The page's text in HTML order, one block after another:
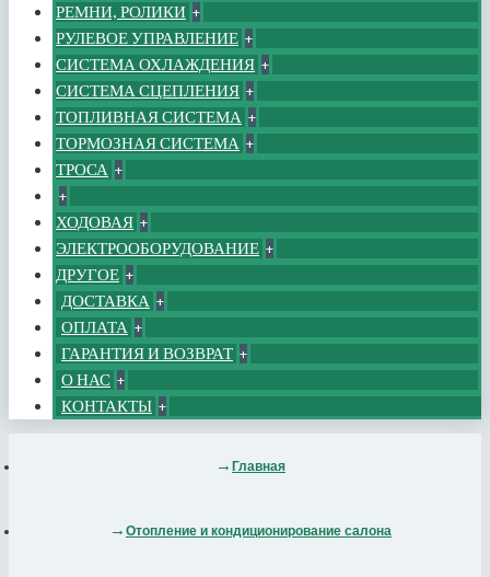
РЕМНИ, РОЛИКИ +
РУЛЕВОЕ УПРАВЛЕНИЕ +
СИСТЕМА ОХЛАЖДЕНИЯ +
СИСТЕМА СЦЕПЛЕНИЯ +
ТОПЛИВНАЯ СИСТЕМА +
ТОРМОЗНАЯ СИСТЕМА +
ТРОСА +
+
ХОДОВАЯ +
ЭЛЕКТРООБОРУДОВАНИЕ +
ДРУГОЕ +
ДОСТАВКА +
ОПЛАТА +
ГАРАНТИЯ И ВОЗВРАТ +
О НАС +
КОНТАКТЫ +
Главная
Отопление и кондиционирование салона